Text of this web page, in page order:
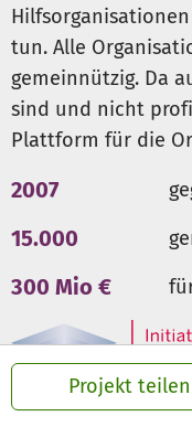
Projekt teilen
tun. Alle
gemeinnützig. Da
sind und nicht
Plattform für die
2007
15.000
300 Mio €